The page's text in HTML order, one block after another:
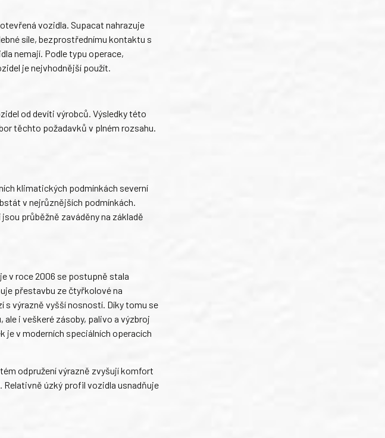
vozidla. Supacat nahrazuje
síle, bezprostřednímu kontaktu s
nemají. Podle typu operace,
je nejvhodnější použít.
od devíti výrobců. Výsledky této
těchto požadavků v plném rozsahu.
klimatických podmínkách severní
v nejrůznějších podmínkách.
průběžně zaváděny na základě
v roce 2006 se postupně stala
přestavbu ze čtyřkolové na
výrazně vyšší nosností. Díky tomu se
i veškeré zásoby, palivo a výzbroj
je v moderních speciálních operacích
odpružení výrazně zvyšují komfort
Relativně úzký profil vozidla usnadňuje